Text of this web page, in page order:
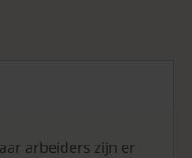
arbeiders zijn er